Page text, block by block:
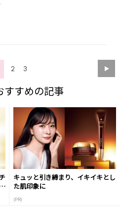
2 3
すすめの記事
キュッと引き締まり、イキイキとし
た肌印象に
(PR)